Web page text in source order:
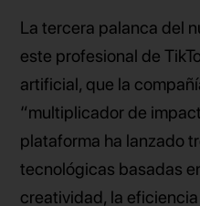
La tercera palanca del
este profesional de
artificial, que la
“multiplicador de
plataforma ha lanzado
tecnológicas basadas
creatividad, la